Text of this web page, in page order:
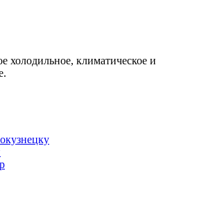
холодильное, климатическое и